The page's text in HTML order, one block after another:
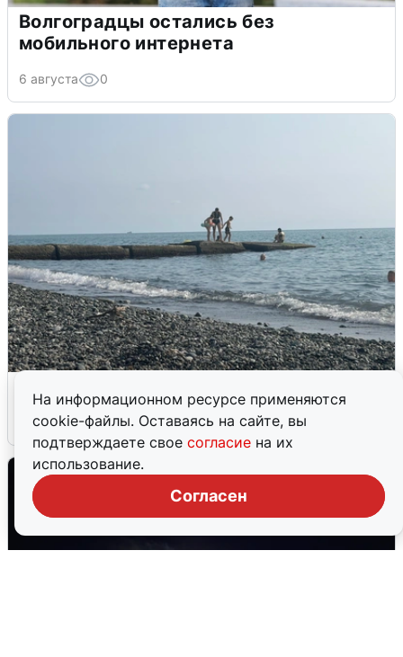
На информационном ресурсе применяются
cookie-файлы. Оставаясь на сайте, вы
подтверждаете свое согласие на их
использование.
Согласен
Волгоградцы остались без
мобильного интернета
6 августа 0
6 августа 0